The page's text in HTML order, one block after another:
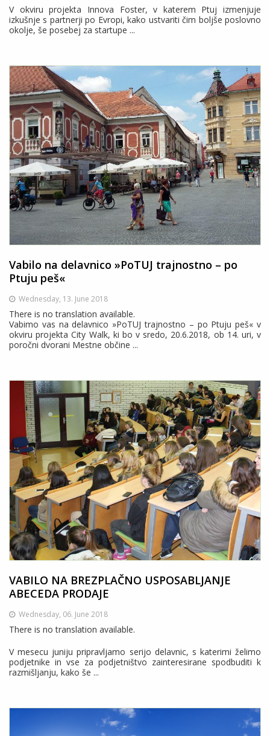
V okviru projekta Innova Foster, v katerem Ptuj izmenjuje
izkušnje s partnerji po Evropi, kako ustvariti čim boljše poslovno
okolje, še posebej za startupe ...
Vabilo na delavnico »PoTUJ trajnostno – po
Ptuju peš«
Wednesday, 13. June 2018
There is no translation available.
Vabimo vas na delavnico »PoTUJ trajnostno – po Ptuju peš« v
okviru projekta City Walk, ki bo v sredo, 20.6.2018, ob 14. uri, v
poročni dvorani Mestne občine ...
VABILO NA BREZPLAČNO USPOSABLJANJE
ABECEDA PRODAJE
Wednesday, 06. June 2018
There is no translation available.
V mesecu juniju pripravljamo serijo delavnic, s katerimi želimo
podjetnike in vse za podjetništvo zainteresirane spodbuditi k
razmišljanju, kako še ...